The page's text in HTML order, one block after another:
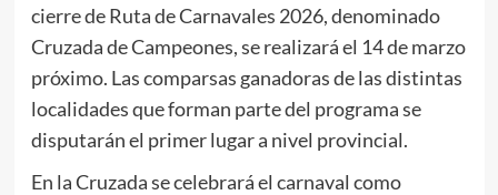
cierre de Ruta de Carnavales 2026, denominado
Cruzada de Campeones, se realizará el 14 de marzo
próximo. Las comparsas ganadoras de las distintas
localidades que forman parte del programa se
disputarán el primer lugar a nivel provincial.
En la Cruzada se celebrará el carnaval como